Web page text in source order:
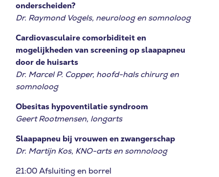
onderscheiden?
Dr. Raymond Vogels, neuroloog en somnoloog
Cardiovasculaire comorbiditeit en
mogelijkheden van screening op slaapapneu
door de huisarts
Dr. Marcel P. Copper, hoofd-hals chirurg en
somnoloog
Obesitas hypoventilatie syndroom
Geert Rootmensen, longarts
Slaapapneu bij vrouwen en zwangerschap
Dr. Martijn Kos, KNO-arts en somnoloog
21:00 Afsluiting en borrel